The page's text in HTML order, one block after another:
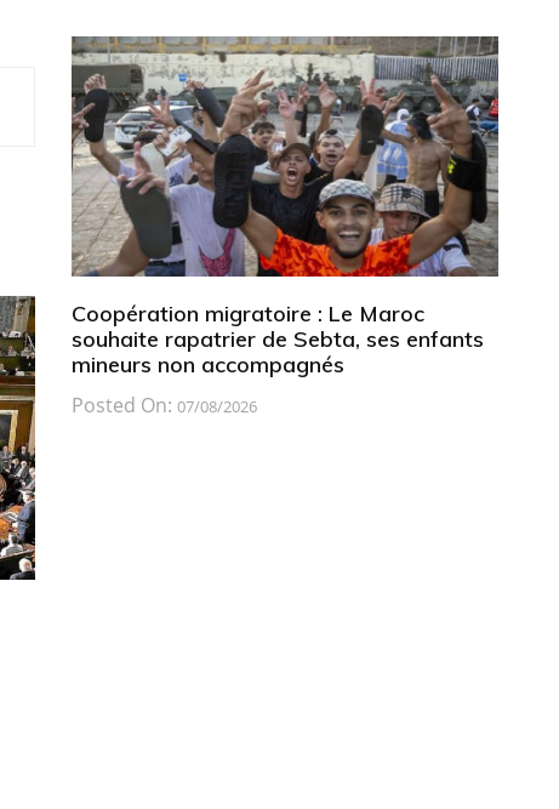
Coopération migratoire : Le Maroc
souhaite rapatrier de Sebta, ses enfants
mineurs non accompagnés
Posted On: 07/08/2026